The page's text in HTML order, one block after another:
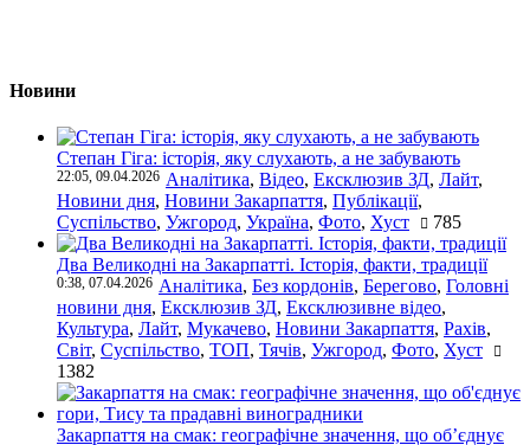
Новини
Степан Гіга: історія, яку слухають, а не забувають
22:05, 09.04.2026 Аналітика, Відео, Ексклюзив ЗД, Лайт,
Новини дня, Новини Закарпаття, Публікації,
Суспільство, Ужгород, Україна, Фото, Хуст 785
Два Великодні на Закарпатті. Історія, факти, традиції
0:38, 07.04.2026 Аналітика, Без кордонів, Берегово, Головні
новини дня, Ексклюзив ЗД, Ексклюзивне відео,
Культура, Лайт, Мукачево, Новини Закарпаття, Рахів,
Світ, Суспільство, ТОП, Тячів, Ужгород, Фото, Хуст
1382
Закарпаття на смак: географічне значення, що об’єднує